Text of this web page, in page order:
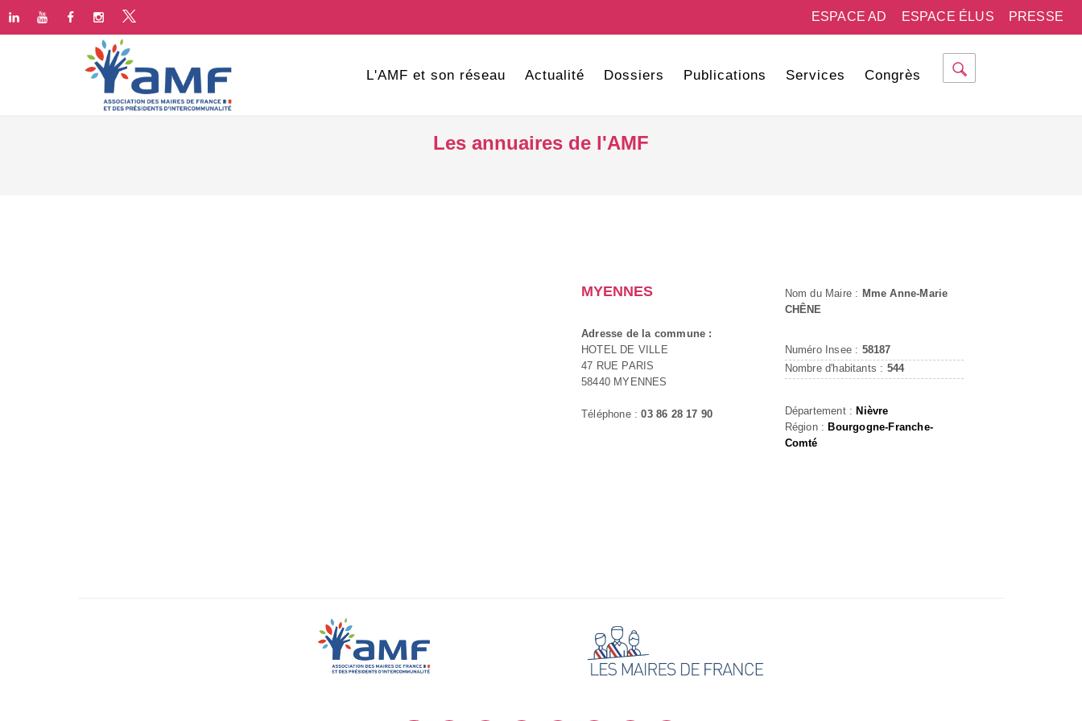
PRESSE
ESPACE ÉLUS
ESPACE AD
L'AMF et son réseau Actualité Dossiers Publications Services Congrès
Les annuaires de l'AMF
MYENNES
Adresse de la commune :
HOTEL DE VILLE
47 RUE PARIS
58440 MYENNES
Téléphone :03 86 28 17 90
Nom du Maire : Mme Anne-Marie
CHÊNE
Numéro Insee : 58187
Nombre d'habitants : 544
Département : Nièvre
Région : Bourgogne-Franche-
Comté